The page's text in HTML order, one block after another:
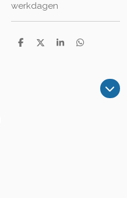
werkdagen
D
D
S
D